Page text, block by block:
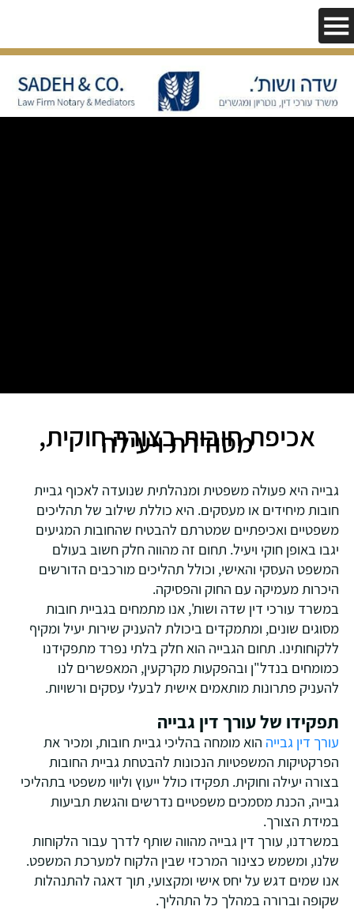
אכיפת חובות בצורה חוקית,
מסודרת ויעילה
גבייה היא פעולה משפטית ומנהלתית שנועדה לאכוף גביית
חובות מיחידים או מעסקים. היא כוללת שילוב של תהליכים
משפטיים ואכיפתיים שמטרתם להבטיח שהחובות המגיעים
יגבו באופן חוקי ויעיל. תחום זה מהווה חלק חשוב בעולם
המשפט העסקי והאישי, וכולל תהליכים מורכבים הדורשים
היכרות מעמיקה עם החוק והפסיקה.
במשרד עורכי דין שדה ושות', אנו מתמחים בגביית חובות
מסוגים שונים, ומתמקדים ביכולת להעניק שירות יעיל ומקיף
ללקוחותינו. תחום הגבייה הוא חלק בלתי נפרד מתפקידנו
כמומחים בנדל"ן ובהפקעות מקרקעין, המאפשרים לנו
להעניק פתרונות מותאמים אישית לבעלי עסקים ורשויות.
תפקידו של עורך דין גבייה
עורך דין גבייה הוא מומחה בהליכי גביית חובות, ומכיר את
הפרקטיקות המשפטיות הנכונות להבטחת גביית החובות
בצורה יעילה וחוקית. תפקידו כולל ייעוץ וליווי משפטי בתהליכי
גבייה, הכנת מסמכים משפטיים נדרשים והגשת תביעות
במידת הצורך.
במשרדנו, עורך דין גבייה מהווה שותף לדרך עבור הלקוחות
שלנו, ומשמש כצינור המרכזי שבין הלקוח למערכת המשפט.
אנו שמים דגש על יחס אישי ומקצועי, תוך דאגה להתנהלות
שקופה וברורה במהלך כל התהליך.